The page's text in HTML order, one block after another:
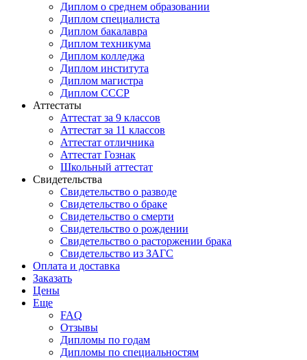
Диплом о среднем образовании
Диплом специалиста
Диплом бакалавра
Диплом техникума
Диплом колледжа
Диплом института
Диплом магистра
Диплом СССР
Аттестаты
Аттестат за 9 классов
Аттестат за 11 классов
Аттестат отличника
Аттестат Гознак
Школьный аттестат
Свидетельства
Свидетельство о разводе
Свидетельство о браке
Свидетельство о смерти
Свидетельство о рождении
Свидетельство о расторжении брака
Свидетельство из ЗАГС
Оплата и доставка
Заказать
Цены
Еще
FAQ
Отзывы
Дипломы по годам
Дипломы по специальностям